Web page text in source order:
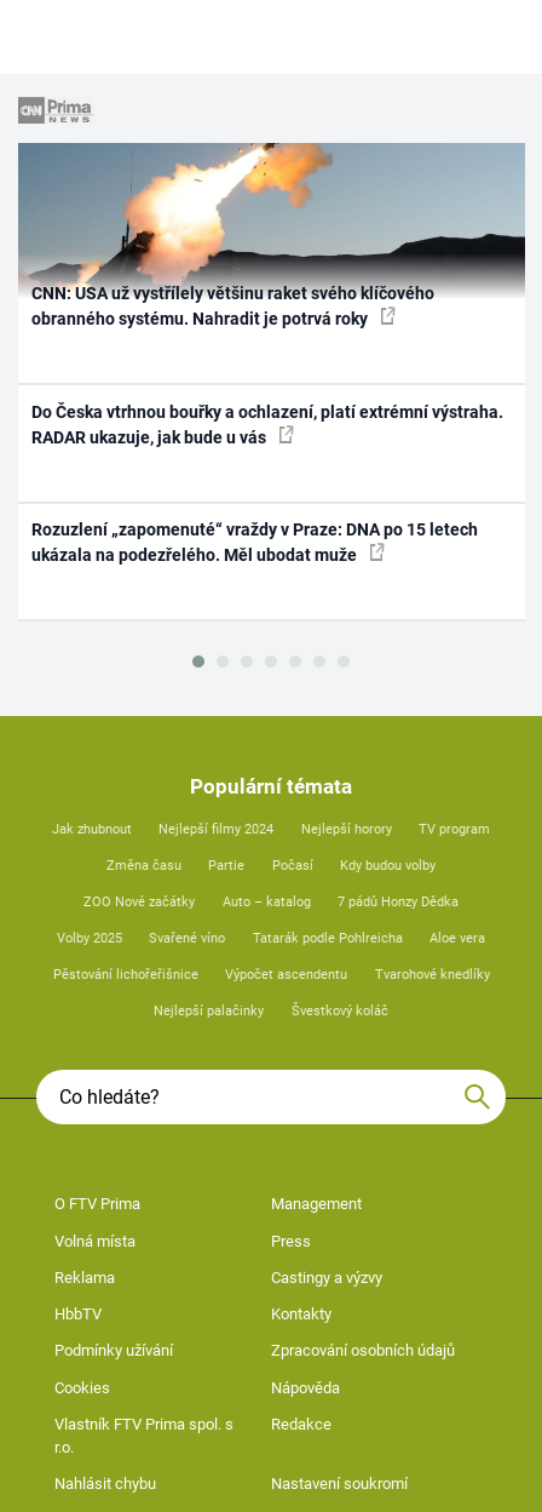
CNN: USA už vystřílely většinu raket svého klíčového
obranného systému. Nahradit je potrvá roky
Do Česka vtrhnou bouřky a ochlazení, platí extrémní výstraha.
RADAR ukazuje, jak bude u vás
Rozuzlení „zapomenuté“ vraždy v Praze: DNA po 15 letech
ukázala na podezřelého. Měl ubodat muže
Populární témata
Jak zhubnout Nejlepší filmy 2024 Nejlepší horory TV program
Změna času Partie Počasí Kdy budou volby
ZOO Nové začátky Auto – katalog 7 pádů Honzy Dědka
Volby 2025 Svařené víno Tatarák podle Pohlreicha Aloe vera
Pěstování lichořeřišnice Výpočet ascendentu Tvarohové knedlíky
Nejlepší palačinky Švestkový koláč
O FTV Prima Management
Volná místa Press
Reklama Castingy a výzvy
HbbTV Kontakty
Podmínky užívání Zpracování osobních údajů
Cookies Nápověda
Vlastník FTV Prima spol. s
r.o.
Redakce
Nahlásit chybu Nastavení soukromí